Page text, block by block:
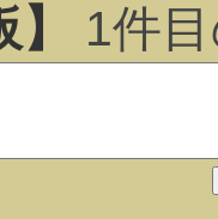
1件